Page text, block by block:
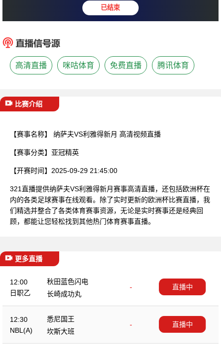
纳萨夫 : 利雅
高清直播 咪咕体育 免费直播 腾讯体育
比赛介绍
【赛事名称】 纳萨夫VS利雅得新月 高清视频直播
【赛事分类】 亚冠精英
【开赛时间】 2025-09-29 21:45:00
321直播提供纳萨夫VS利雅得新月赛事高清直播，还包括欧洲杯在
内的各类足球赛事在线观看。除了实时更新的欧洲杯比赛直播，我
们精选并整合了各类体育赛事资源，无论是实时赛事还是经典回
顾，都能让您轻松找到其他热门体育赛事直播。
更多直播
12:00
日职乙
秋田蓝色闪电
-
长崎成功丸
直播中
12:30
NBL(A)
悉尼国王
-
坎斯大班
直播中